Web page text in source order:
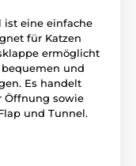
ist eine einfache
für Katzen
ermöglicht
und
Es handelt
Öffnung sowie
und Tunnel.